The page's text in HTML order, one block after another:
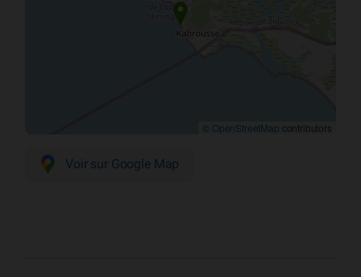
OpenStreetMap contributors
Voir sur Google Map